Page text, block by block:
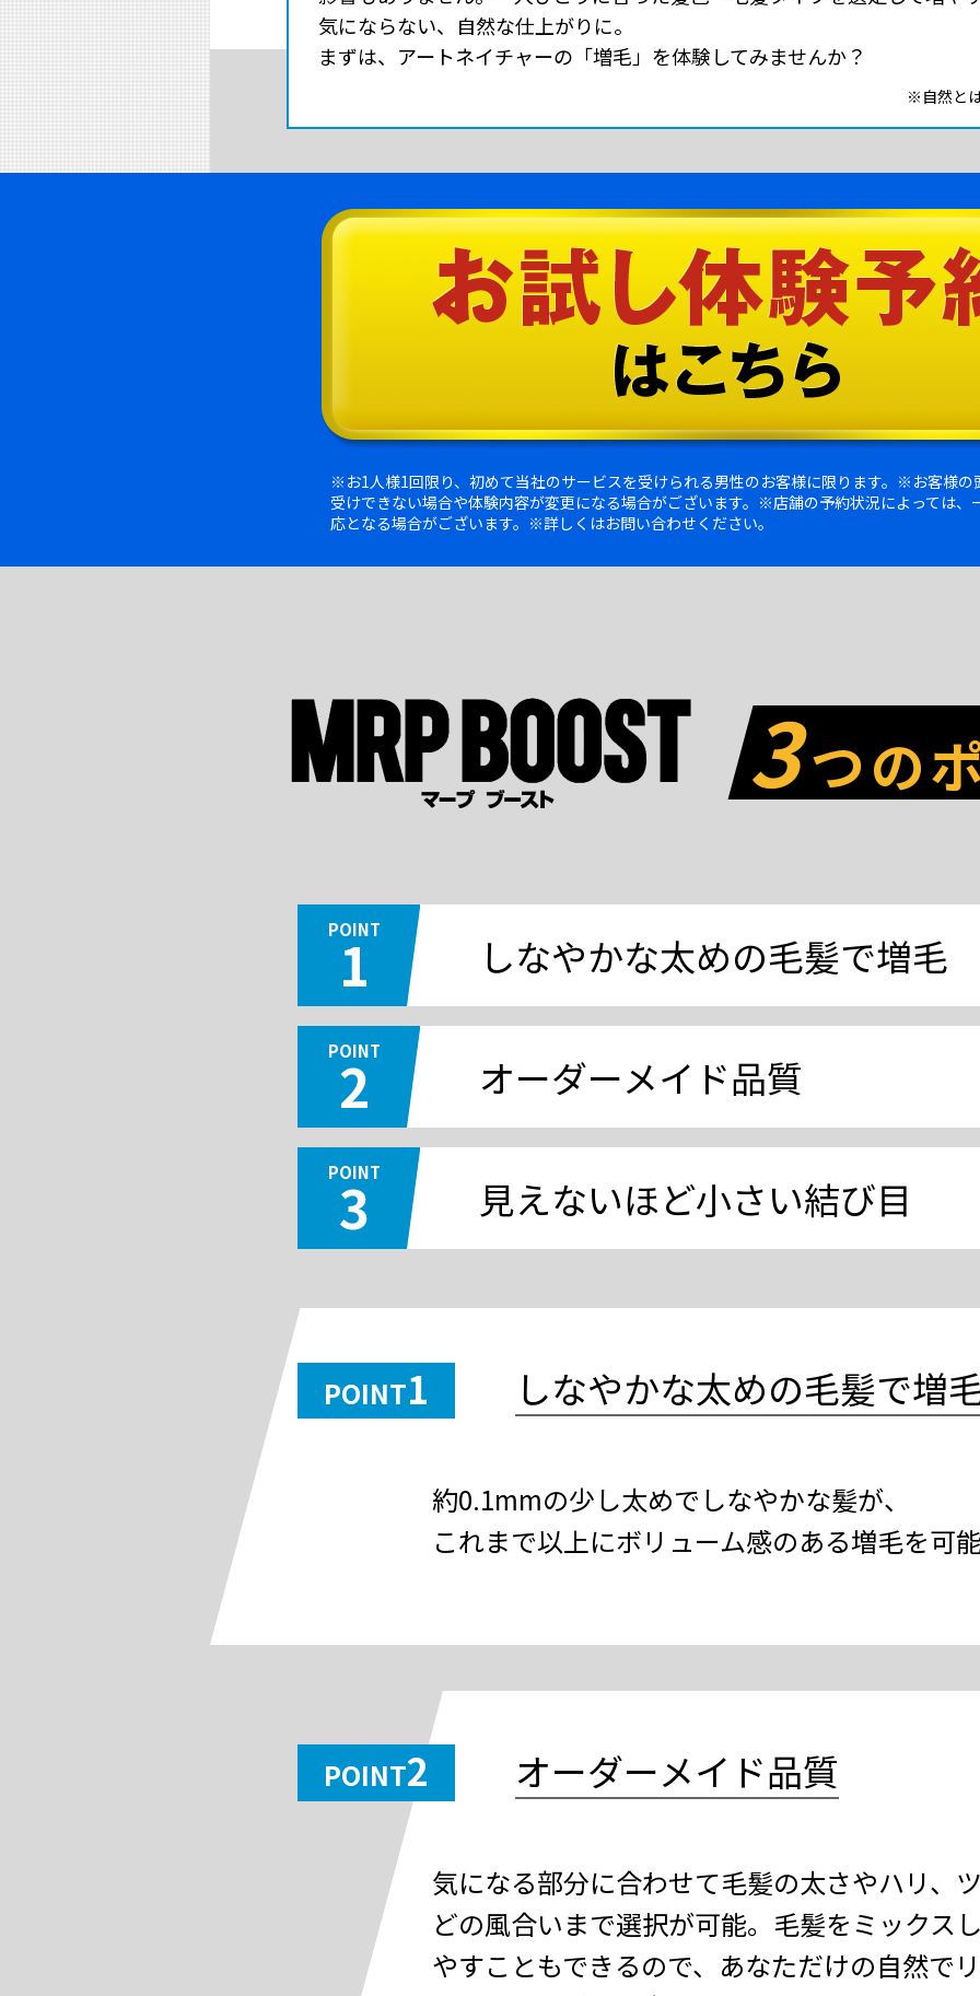
気にならない、自然な仕上がりに。
まずは、アートネイチャーの「増毛」を体験してみませんか？
※自然と
※お1人様1回限り、初めて当社のサービスを受けられる男性のお客様に限ります。※お客様の
受けできない場合や体験内容が変更になる場合がございます。※店舗の予約状況によっては、
応となる場合がございます。※詳しくはお問い合わせください。
3つの
POINT
1 しなやかな太めの毛髪で増毛
POINT
2 オーダーメイド品質
POINT
3 見えないほど小さい結び目
POINT1 しなやかな太めの毛髪で増
約0.1mmの少し太めでしなやかな髪が、
これまで以上にボリューム感のある増毛を可
POINT2 オーダーメイド品質
気になる部分に合わせて毛髪の太さやハリ、
どの風合いまで選択が可能。毛髪をミックス
やすこともできるので、あなただけの自然で